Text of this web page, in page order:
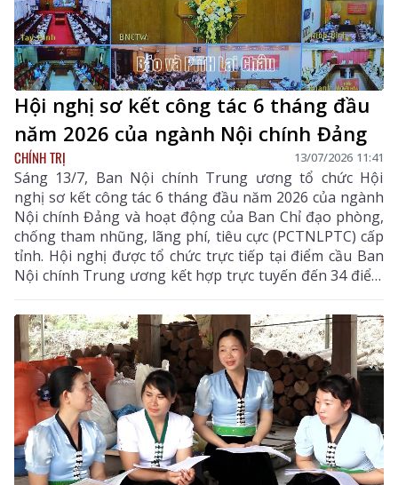
Hội nghị sơ kết công tác 6 tháng đầu
năm 2026 của ngành Nội chính Đảng
CHÍNH TRỊ 13/07/2026 11:41
Sáng 13/7, Ban Nội chính Trung ương tổ chức Hội
nghị sơ kết công tác 6 tháng đầu năm 2026 của ngành
Nội chính Đảng và hoạt động của Ban Chỉ đạo phòng,
chống tham nhũng, lãng phí, tiêu cực (PCTNLPTC) cấp
tỉnh. Hội nghị được tổ chức trực tiếp tại điểm cầu Ban
Nội chính Trung ương kết hợp trực tuyến đến 34 điểm
cầu cấp tỉnh, thành phố trong cả nước, với 1.665 đại
biểu tham dự.